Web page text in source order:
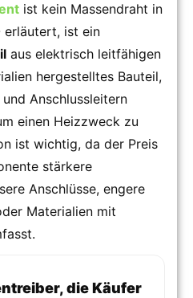
ist kein Massendraht in
erläutert, ist ein
aus elektrisch leitfähigen
hergestelltes Bauteil,
Anschlussleitern
einen Heizzweck zu
ist wichtig, da der Preis
stärkere
Anschlüsse, engere
Materialien mit
die Käufer